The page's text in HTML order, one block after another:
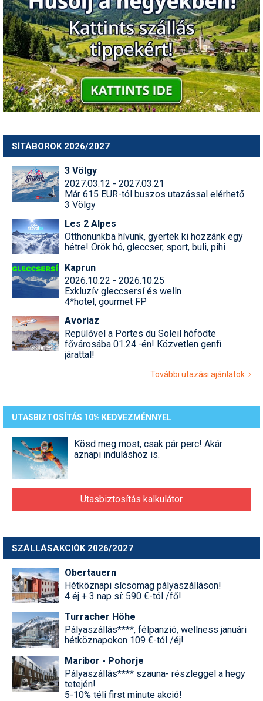
SÍTÁBOROK 2026/2027
3 Völgy
2027.03.12 - 2027.03.21
Már 615 EUR-tól buszos utazással elérhető
3 Völgy
Les 2 Alpes
Otthonunkba hívunk, gyertek ki hozzánk egy
hétre! Örök hó, gleccser, sport, buli, pihi
Kaprun
2026.10.22 - 2026.10.25
Exkluzív gleccsersí és welln
4*hotel, gourmet FP
Avoriaz
Repülővel a Portes du Soleil hófödte
fővárosába 01.24.-én! Közvetlen genfi
járattal!
További utazási ajánlatok
UTASBIZTOSÍTÁS 10% KEDVEZMÉNNYEL
Kösd meg most, csak pár perc! Akár
aznapi induláshoz is.
Utasbiztosítás kalkulátor
SZÁLLÁSAKCIÓK 2026/2027
Obertauern
Hétköznapi sícsomag pályaszálláson!
4 éj + 3 nap sí: 590 €-tól /fő!
Turracher Höhe
Pályaszállás****, félpanzió, wellness januári
hétköznapokon 109 €-tól /éj!
Maribor - Pohorje
Pályaszállás**** szauna- részleggel a hegy
tetején!
5-10% téli first minute akció!